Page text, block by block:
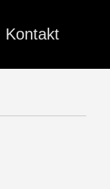
Kontakt